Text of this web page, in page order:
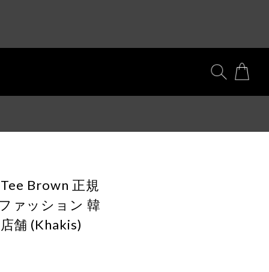
Brown 正規
ァッション 韓
舗 (Khakis)